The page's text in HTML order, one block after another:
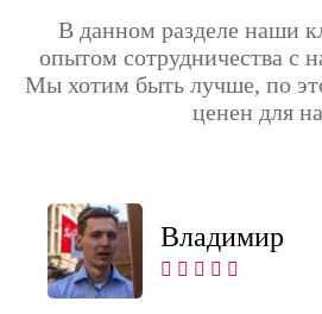
В данном разделе наши
опытом сотрудничества с
Мы хотим быть лучше, по
ценен для
Владимир